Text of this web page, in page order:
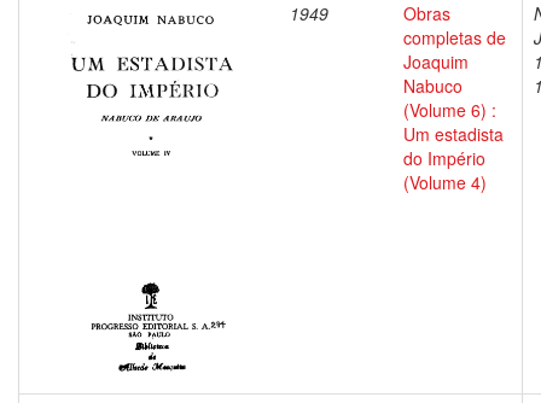
1949
Obras
completas de
Joaquim
Nabuco
(Volume 6) :
Um estadista
do Império
(Volume 4)